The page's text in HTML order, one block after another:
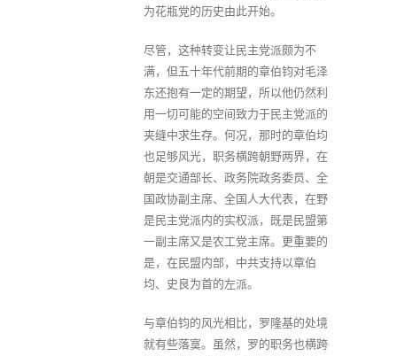
为花瓶党的历史由此开始。
尽管，这种转变让民主党派颇为不
满，但五十年代前期的章伯钧对毛泽
东还抱有一定的期望，所以他仍然利
用一切可能的空间致力于民主党派的
夹缝中求生存。何况，那时的章伯均
也足够风光，职务横跨朝野两界，在
朝是交通部长、政务院政务委员、全
国政协副主席、全国人大代表，在野
是民主党派内的实权派，既是民盟第
一副主席又是农工党主席。更重要的
是，在民盟内部，中共支持以章伯
均、史良为首的左派。
与章伯钧的风光相比，罗隆基的处境
就有些落寞。虽然，罗的职务也横跨